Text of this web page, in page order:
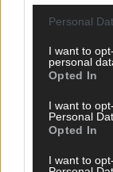
Personal
I want to
personal
Opted In
I want to
Personal
Opted In
I want to
SCHNELL ZUM
Nachrichten